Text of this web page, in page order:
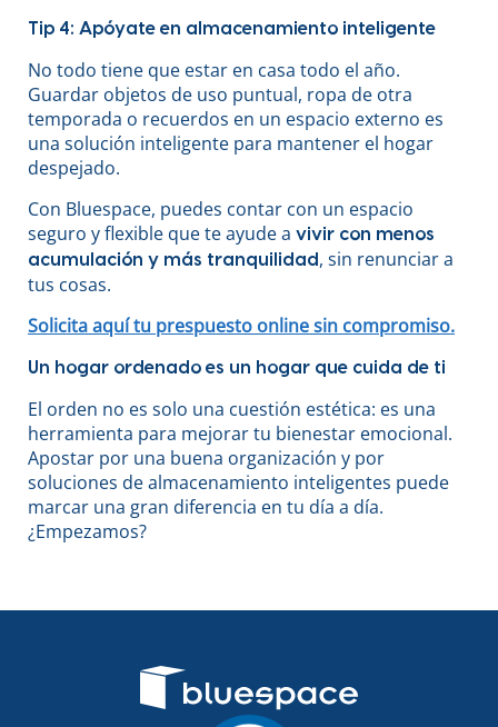
Tip 4: Apóyate en almacenamiento inteligente
No todo tiene que estar en casa todo el año.
Guardar objetos de uso puntual, ropa de otra
temporada o recuerdos en un espacio externo es
una solución inteligente para mantener el hogar
despejado.
Con Bluespace, puedes contar con un espacio
seguro y flexible que te ayude a vivir con menos
acumulación y más tranquilidad , sin renunciar a
tus cosas.
Solicita aquí tu prespuesto online sin compromiso.
Un hogar ordenado es un hogar que cuida de ti
El orden no es solo una cuestión estética: es una
herramienta para mejorar tu bienestar emocional.
Apostar por una buena organización y por
soluciones de almacenamiento inteligentes puede
marcar una gran diferencia en tu día a día.
¿Empezamos?